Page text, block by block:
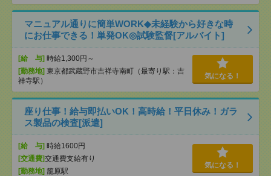
マニュアル通りに簡単WORK◆未経験から好きな時
にお仕事できる！単発OK◎試験監督[アルバイト]
[給 与] 時給1,300円～
[勤務地] 東京都武蔵野市吉祥寺南町（最寄り駅：吉
祥寺駅）
気になる！
座り仕事！給与即払いOK！高時給！平日休み！ガラ
ス製品の検査[派遣]
[給 与] 時給1600円
[交通費]交通費支給有り
[勤務地] 籠原駅
気になる！